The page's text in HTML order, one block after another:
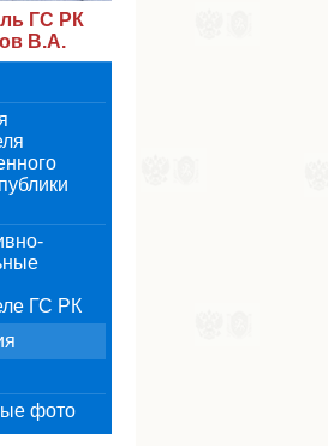
ГС РК
В.А.
ГС РК
фото